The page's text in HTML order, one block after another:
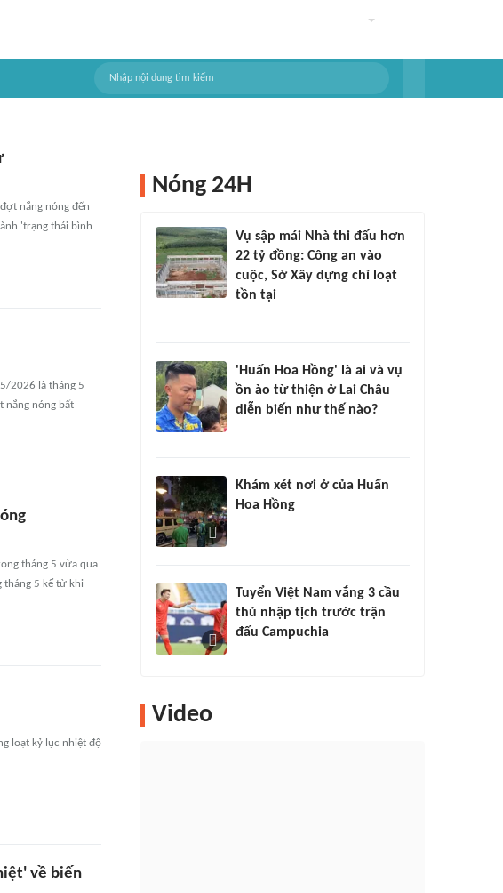
nắng nóng đến
'trạng thái bình
2026 là tháng 5
nắng nóng bất
tháng 5 vừa qua
tháng 5 kể từ khi
loạt kỷ lục nhiệt độ
về biến
Nóng 24H
Vụ sập mái Nhà thi đấu hơn
22 tỷ đồng: Công an vào
cuộc, Sở Xây dựng chỉ loạt
tồn tại
'Huấn Hoa Hồng' là ai và vụ
ồn ào từ thiện ở Lai Châu
diễn biến như thế nào?
Khám xét nơi ở của Huấn
Hoa Hồng
Tuyển Việt Nam vắng 3 cầu
thủ nhập tịch trước trận
đấu Campuchia
Video